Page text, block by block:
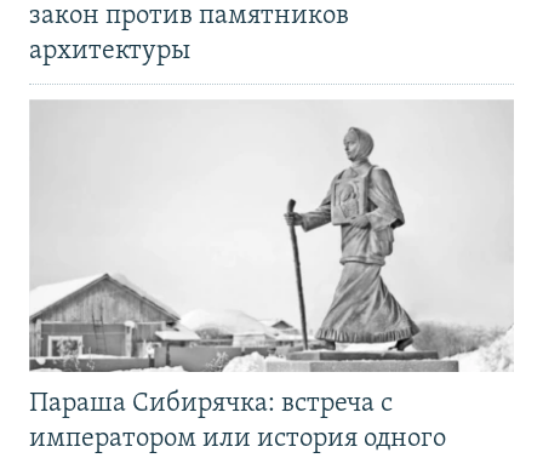
закон против памятников
архитектуры
Параша Сибирячка: встреча с
императором или история одного